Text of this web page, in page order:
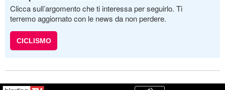
Clicca sull’argomento che ti interessa per seguirlo. Ti
terremo aggiornato con le news da non perdere.
CICLISMO